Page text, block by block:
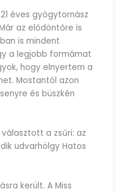
éves gyógytornász
az elődöntőre is
is mindent
a legjobb formámat
hogy elnyertem a
Mostantól azon
és büszkén
a zsűri: az
udvarhölgy Hatos
került. A Miss